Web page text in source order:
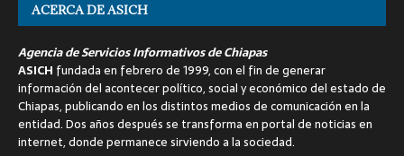
ACERCA DE ASICH
Agencia de Servicios Informativos de Chiapas
ASICH fundada en febrero de 1999, con el fin de generar
información del acontecer político, social y económico del estado de
Chiapas, publicando en los distintos medios de comunicación en la
entidad. Dos años después se transforma en portal de noticias en
internet, donde permanece sirviendo a la sociedad.